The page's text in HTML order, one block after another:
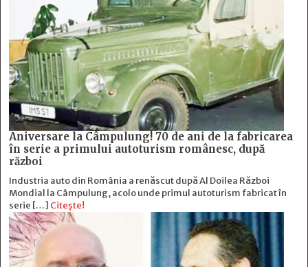
Aniversare la Câmpulung! 70 de ani de la fabricarea
în serie a primului autoturism românesc, după
război
Industria auto din România a renăscut după Al Doilea Război
Mondial la Câmpulung, acolo unde primul autoturism fabricat în
serie […] Citește!